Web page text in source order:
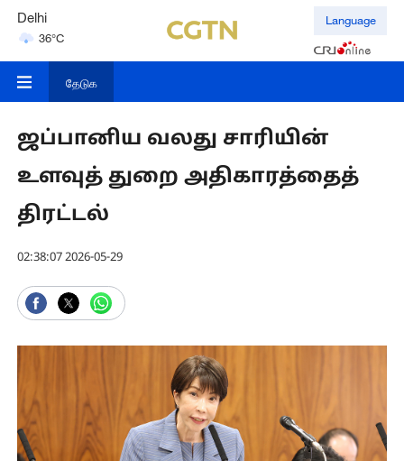
Delhi
36°C
Hyderabad
Language
தேடுக
ஜப்பானிய வலது சாரியின்
உளவுத் துறை அதிகாரத்தைத்
திரட்டல்
02:38:07 2026-05-29